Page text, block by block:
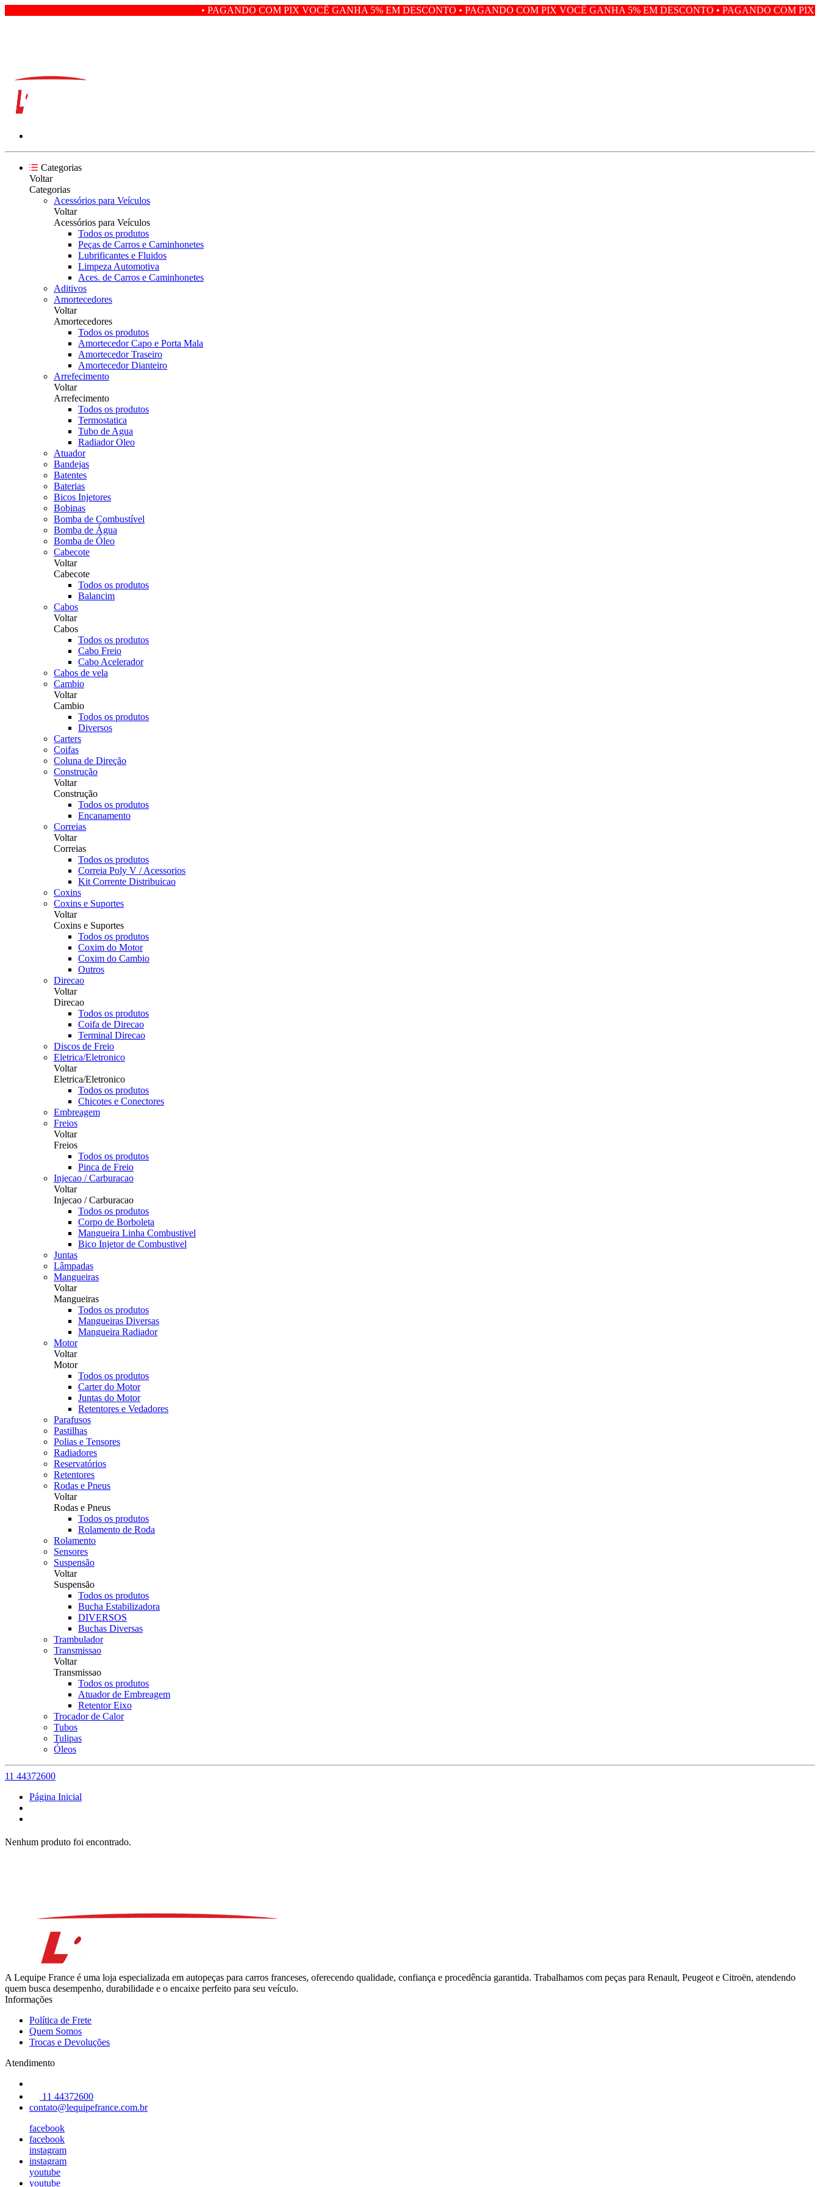
• PAGANDO COM PIX VOCÊ GANHA 5% EM DESCONTO • PAGANDO COM PIX VOCÊ GANHA 5% EM DESCONTO • PAGANDO COM PIX VOCÊ GANHA
Categorias
Voltar
Categorias
Acessórios para Veículos
Voltar
Acessórios para Veículos
Todos os produtos
Peças de Carros e Caminhonetes
Lubrificantes e Fluidos
Limpeza Automotiva
Aces. de Carros e Caminhonetes
Aditivos
Amortecedores
Voltar
Amortecedores
Todos os produtos
Amortecedor Capo e Porta Mala
Amortecedor Traseiro
Amortecedor Dianteiro
Arrefecimento
Voltar
Arrefecimento
Todos os produtos
Termostatica
Tubo de Agua
Radiador Oleo
Atuador
Bandejas
Batentes
Baterias
Bicos Injetores
Bobinas
Bomba de Combustível
Bomba de Água
Bomba de Óleo
Cabecote
Voltar
Cabecote
Todos os produtos
Balancim
Cabos
Voltar
Cabos
Todos os produtos
Cabo Freio
Cabo Acelerador
Cabos de vela
Cambio
Voltar
Cambio
Todos os produtos
Diversos
Carters
Coifas
Coluna de Direção
Construção
Voltar
Construção
Todos os produtos
Encanamento
Correias
Voltar
Correias
Todos os produtos
Correia Poly V / Acessorios
Kit Corrente Distribuicao
Coxins
Coxins e Suportes
Voltar
Coxins e Suportes
Todos os produtos
Coxim do Motor
Coxim do Cambio
Outros
Direcao
Voltar
Direcao
Todos os produtos
Coifa de Direcao
Terminal Direcao
Discos de Freio
Eletrica/Eletronico
Voltar
Eletrica/Eletronico
Todos os produtos
Chicotes e Conectores
Embreagem
Freios
Voltar
Freios
Todos os produtos
Pinca de Freio
Injecao / Carburacao
Voltar
Injecao / Carburacao
Todos os produtos
Corpo de Borboleta
Mangueira Linha Combustivel
Bico Injetor de Combustivel
Juntas
Lâmpadas
Mangueiras
Voltar
Mangueiras
Todos os produtos
Mangueiras Diversas
Mangueira Radiador
Motor
Voltar
Motor
Todos os produtos
Carter do Motor
Juntas do Motor
Retentores e Vedadores
Parafusos
Pastilhas
Polias e Tensores
Radiadores
Reservatórios
Retentores
Rodas e Pneus
Voltar
Rodas e Pneus
Todos os produtos
Rolamento de Roda
Rolamento
Sensores
Suspensão
Voltar
Suspensão
Todos os produtos
Bucha Estabilizadora
DIVERSOS
Buchas Diversas
Trambulador
Transmissao
Voltar
Transmissao
Todos os produtos
Atuador de Embreagem
Retentor Eixo
Trocador de Calor
Tubos
Tulipas
Óleos
11 44372600
Página Inicial
Nenhum produto foi encontrado.
A Lequipe France é uma loja especializada em autopeças para carros franceses, oferecendo qualidade, confiança e procedência garantida. Trabalhamos com peças para Renault, Peugeot e Citroën, atendendo
quem busca desempenho, durabilidade e o encaixe perfeito para seu veículo.
Informações
Política de Frete
Quem Somos
Trocas e Devoluções
Atendimento
11 44372600
contato@lequipefrance.com.br
facebook
facebook
instagram
instagram
youtube
youtube